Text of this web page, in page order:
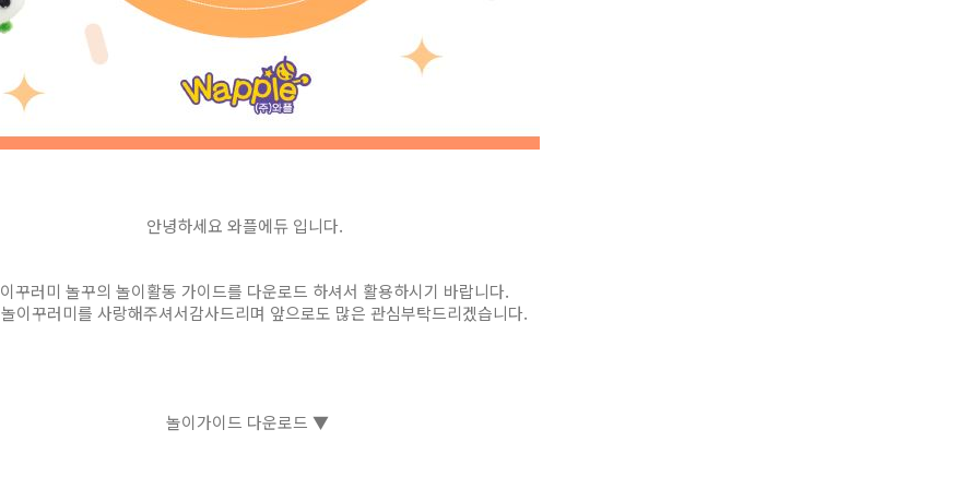
안녕하세요 와플에듀 입니다.
꾸러미 놀꾸의 놀이활동 가이드를 다운로드 하셔서 활용하시기 바랍니다.
이꾸러미를 사랑해주셔서감사드리며 앞으로도 많은 관심부탁드리겠습니다.
놀이가이드 다운로드 ▼